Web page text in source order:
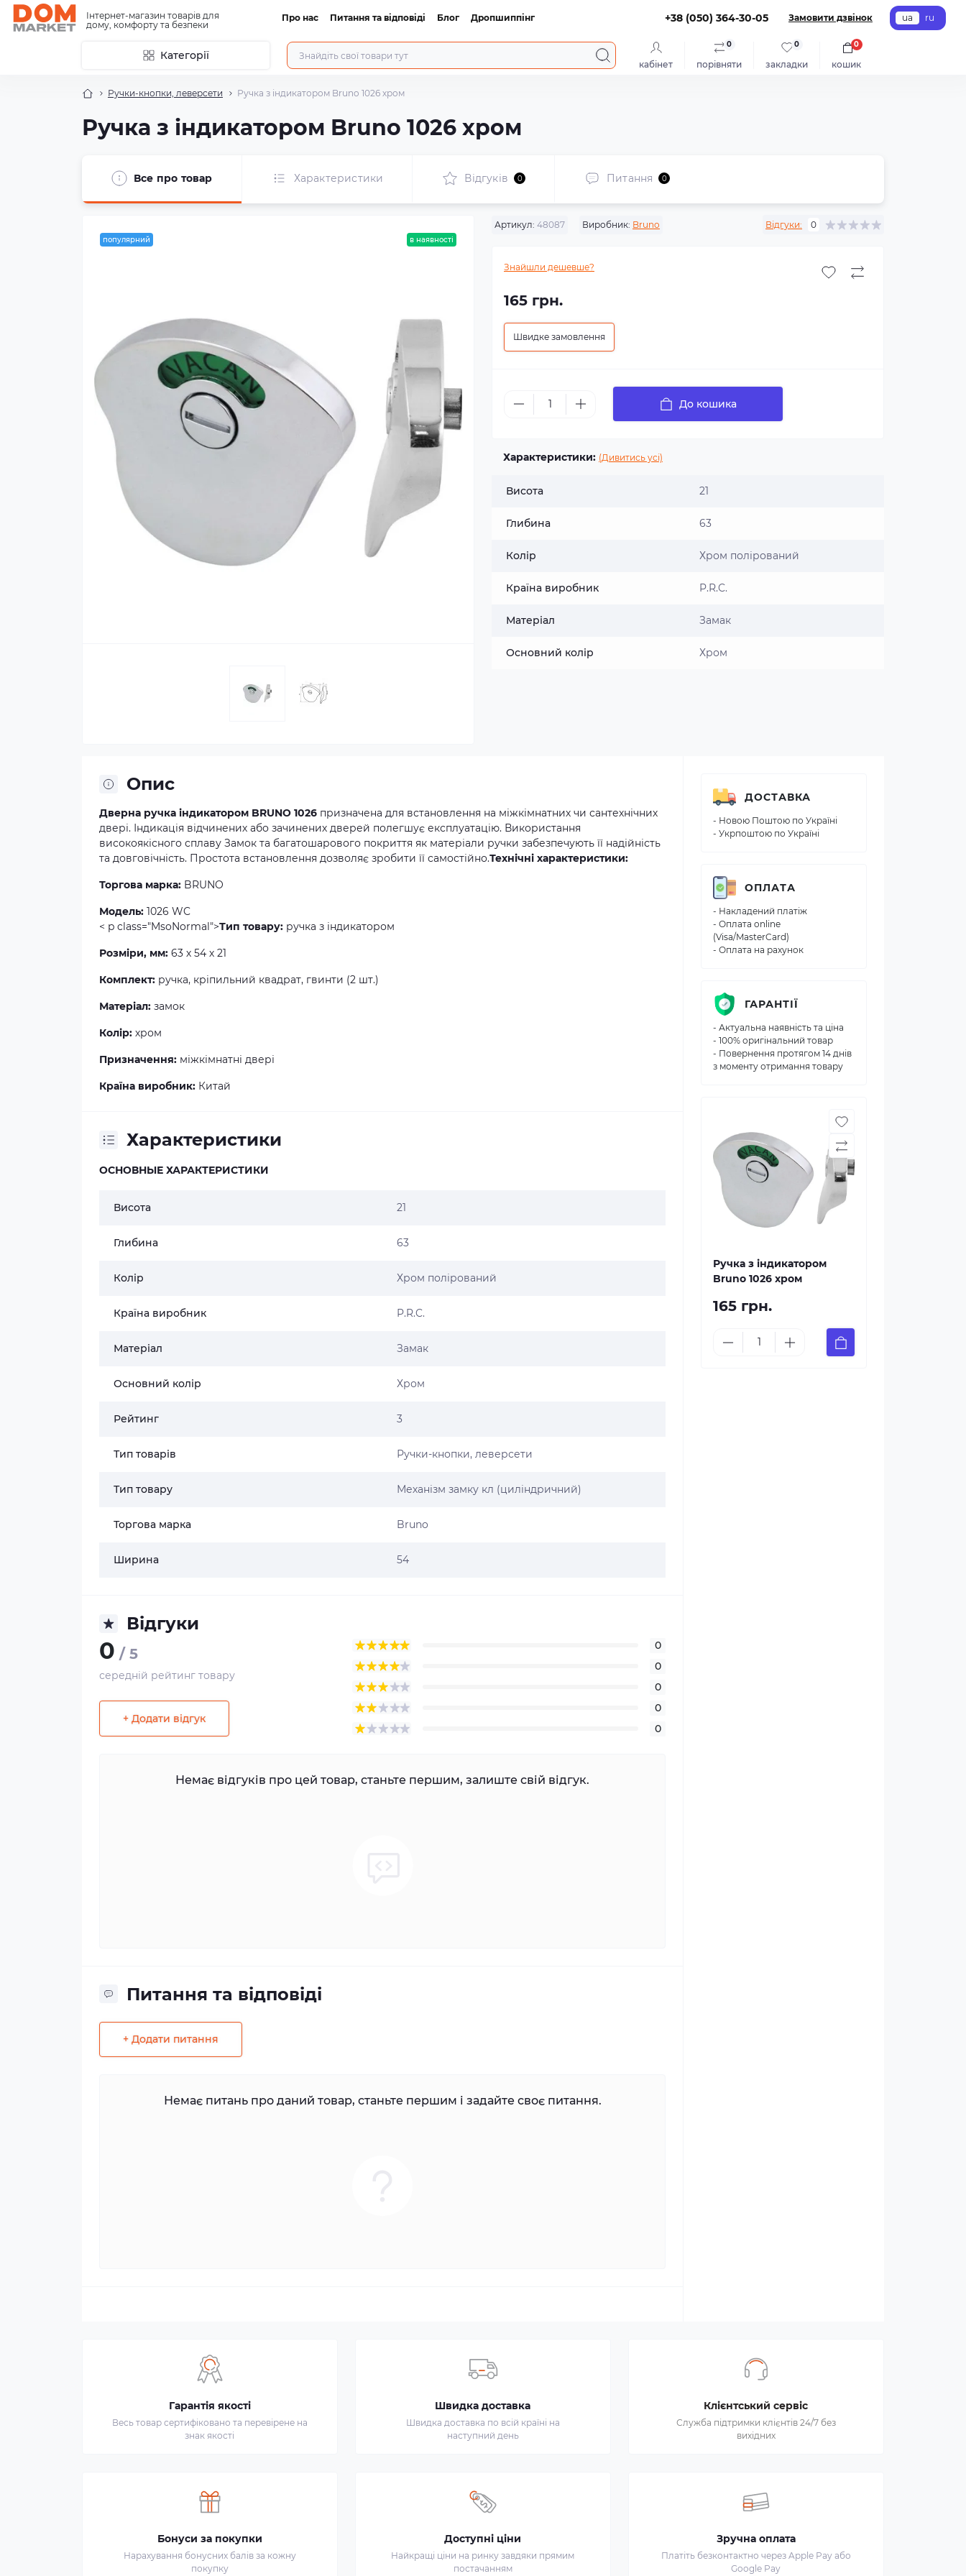
Інтернет-магазин товарів для
дому, комфорту та безпеки
Про нас Питання та відповіді Блог Дропшиппінг +38 (050) 364-30-05 Замовити дзвінок ua ru
Категорії
кабінет порівняти
0
закладки
0
кошик
0
Ручки-кнопки, леверсети Ручка з індикатором Bruno 1026 хром
Ручка з індикатором Bruno 1026 хром
Все про товар Характеристики Відгуків 0 Питання 0
популярний в наявності
Артикул: 48087 Виробник: Bruno Відгуки: 0
Знайшли дешевше?
165 грн.
Швидке замовлення
До кошика
Характеристики: (Дивитись усі)
Висота 21
Глибина 63
Колір Хром полірований
Країна виробник P.R.C.
Матеріал Замак
Основний колір Хром
Опис
Дверна ручка індикатором BRUNO 1026 призначена для встановлення на міжкімнатних чи сантехнічних
двері. Індикація відчинених або зачинених дверей полегшує експлуатацію. Використання
високоякісного сплаву Замок та багатошарового покриття як матеріали ручки забезпечують її надійність
та довговічність. Простота встановлення дозволяє зробити її самостійно.Технічні характеристики:
Торгова марка: BRUNO
Модель: 1026 WC
< p class="MsoNormal">Тип товару: ручка з індикатором
Розміри, мм: 63 х 54 х 21
Комплект: ручка, кріпильний квадрат, гвинти (2 шт.)
Матеріал: замок
Колір: хром
Призначення: міжкімнатні двері
Країна виробник: Китай
Характеристики
ОСНОВНЫЕ ХАРАКТЕРИСТИКИ
Висота 21
Глибина 63
Колір Хром полірований
Країна виробник P.R.C.
Матеріал Замак
Основний колір Хром
Рейтинг 3
Тип товарів Ручки-кнопки, леверсети
Тип товару Механізм замку кл (циліндричний)
Торгова марка Bruno
Ширина 54
Відгуки
0 / 5
середній рейтинг товару
+ Додати відгук
0
0
0
0
0
Немає відгуків про цей товар, станьте першим, залиште свій відгук.
Питання та відповіді
+ Додати питання
Немає питань про даний товар, станьте першим і задайте своє питання.
ДОСТАВКА
- Новою Поштою по Україні
- Укрпоштою по Україні
ОПЛАТА
- Накладений платіж
- Оплата online
(Visa/MasterCard)
- Оплата на рахунок
ГАРАНТІЇ
- Актуальна наявність та ціна
- 100% оригінальний товар
- Повернення протягом 14 днів
з моменту отримання товару
Ручка з індикатором
Bruno 1026 хром
165 грн.
Гарантія якості
Весь товар сертифіковано та перевірене на
знак якості
Швидка доставка
Швидка доставка по всій країні на
наступний день
Клієнтський сервіс
Служба підтримки клієнтів 24/7 без
вихідних
Бонуси за покупки
Нарахування бонусних балів за кожну
покупку
Доступні ціни
Найкращі ціни на ринку завдяки прямим
постачанням
Зручна оплата
Платіть безконтактно через Apple Pay або
Google Pay